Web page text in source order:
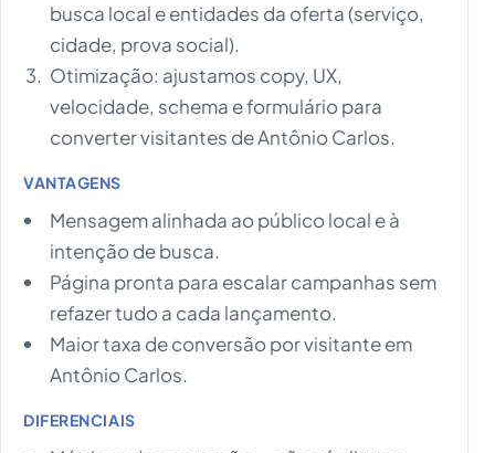
busca local e entidades da oferta (serviço,
cidade, prova social).
Otimização: ajustamos copy, UX,
velocidade, schema e formulário para
converter visitantes de Antônio Carlos.
VANTAGENS
Mensagem alinhada ao público local e à
intenção de busca.
Página pronta para escalar campanhas sem
refazer tudo a cada lançamento.
Maior taxa de conversão por visitante em
Antônio Carlos.
DIFERENCIAIS